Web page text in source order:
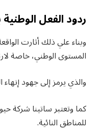
ردود الفعل
وبناء علي ذلك أثارت
المستوى الوطني، خاصة
والذي يرمز إلى جهود إنهاء
كما وتعتبر ساتينا شركة
للمناطق النائية.